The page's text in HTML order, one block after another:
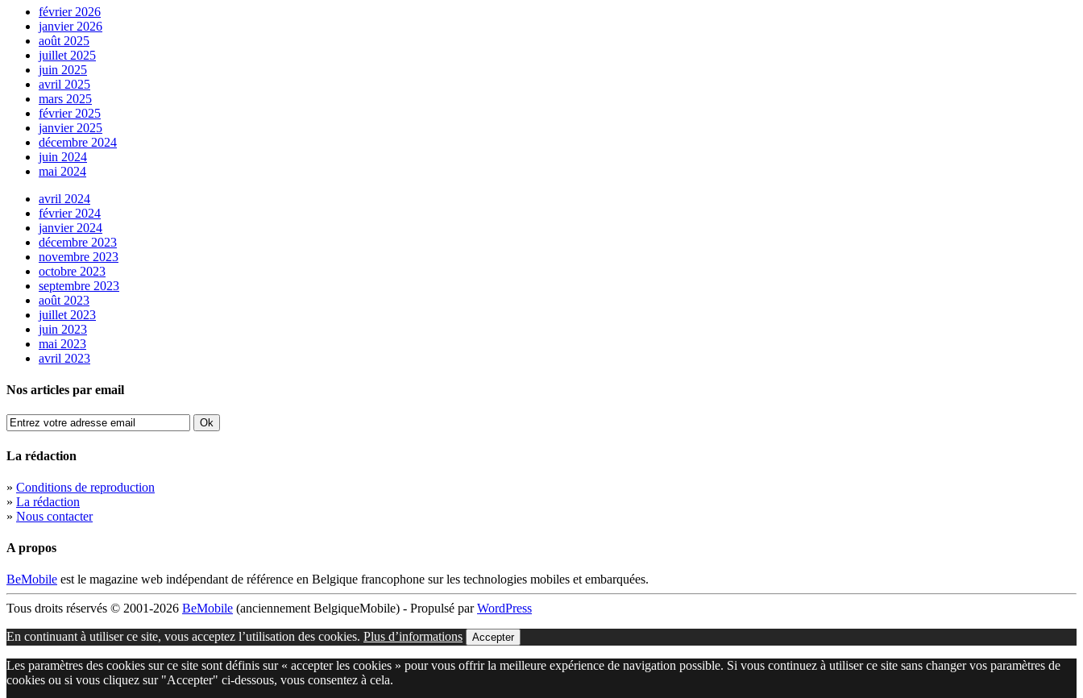
février 2026
janvier 2026
août 2025
juillet 2025
juin 2025
avril 2025
mars 2025
février 2025
janvier 2025
décembre 2024
juin 2024
mai 2024
avril 2024
février 2024
janvier 2024
décembre 2023
novembre 2023
octobre 2023
septembre 2023
août 2023
juillet 2023
juin 2023
mai 2023
avril 2023
Nos articles par email
La rédaction
» Conditions de reproduction
» La rédaction
» Nous contacter
A propos
BeMobile est le magazine web indépendant de référence en Belgique francophone sur les technologies mobiles et embarquées.
Tous droits réservés © 2001-2026 BeMobile (anciennement BelgiqueMobile) - Propulsé parWordPress
En continuant à utiliser ce site, vous acceptez l’utilisation des cookies. Plus d’informations Accepter
Les paramètres des cookies sur ce site sont définis sur « accepter les cookies » pour vous offrir la meilleure expérience de navigation possible. Si vous continuez à utiliser ce site sans changer vos paramètres de
cookies ou si vous cliquez sur "Accepter" ci-dessous, vous consentez à cela.